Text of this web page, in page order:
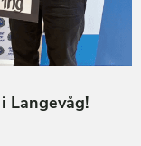
Langevåg!